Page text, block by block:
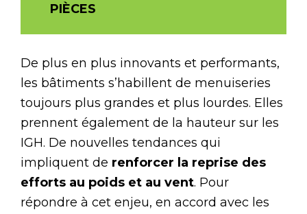
PIÈCES
De plus en plus innovants et performants,
les bâtiments s’habillent de menuiseries
toujours plus grandes et plus lourdes. Elles
prennent également de la hauteur sur les
IGH. De nouvelles tendances qui
impliquent de renforcer la reprise des
efforts au poids et au vent. Pour
répondre à cet enjeu, en accord avec les